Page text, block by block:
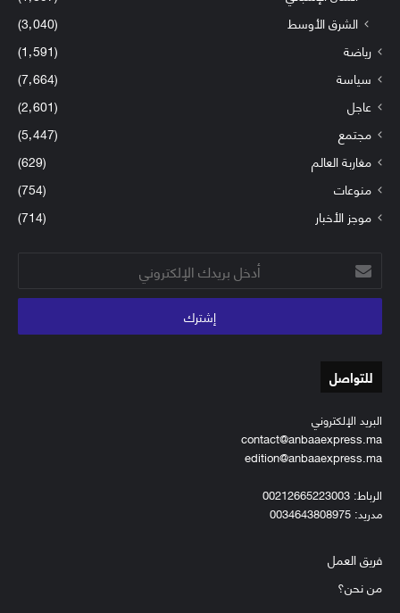
الشرق الأوسط
(3٬040)
رياضة
(1٬591)
سياسة
(7٬664)
عاجل
(2٬601)
مجتمع
(5٬447)
مغاربة العالم
(629)
منوعات
(754)
موجز الأخبار
(714)
أدخل
بريدك
الإلكتروني
للتواصل
البريد الإلكتروني
contact@anbaaexpress.ma
edition@anbaaexpress.ma
الرباط: 00212665223003
مدريد: 0034643808975
فريق العمل
من نحن؟